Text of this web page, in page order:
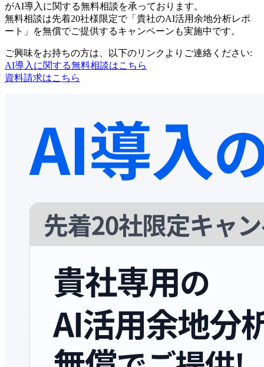
がAI導入に関する無料相談を承っております。
無料相談は先着20社様限定で「貴社のAI活用余地分析レポ
ート」を無償でご提供するキャンペーンも実施中です。
ご興味をお持ちの方は、以下のリンクよりご連絡ください:
AI導入に関する無料相談はこちら
資料請求はこちら